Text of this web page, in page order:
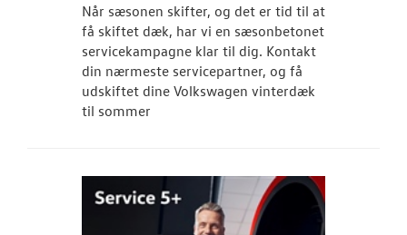
Når sæsonen skifter, og det er tid til at
få skiftet dæk, har vi en sæsonbetonet
servicekampagne klar til dig. Kontakt
din nærmeste servicepartner, og få
udskiftet dine Volkswagen vinterdæk
til sommer